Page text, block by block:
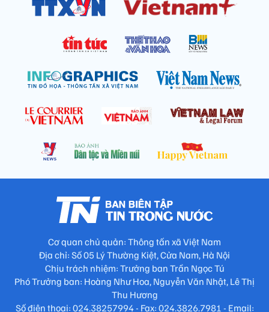
Cơ quan chủ quản: Thông tấn xã Việt Nam
Địa chỉ: Số 05 Lý Thường Kiệt, Cửa Nam, Hà Nội
Chịu trách nhiệm: Trưởng ban Trần Ngọc Tú
Phó Trưởng ban: Hoàng Như Hoa, Nguyễn Văn Nhật, Lê Thị
Thu Hương
Số điện thoại: 024.38257994 - Fax: 024.3826.7981 - Email: